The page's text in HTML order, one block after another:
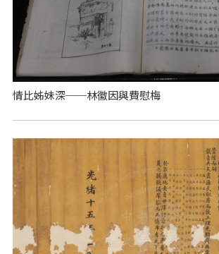
情比姊妹深──林徽因與費慰梅